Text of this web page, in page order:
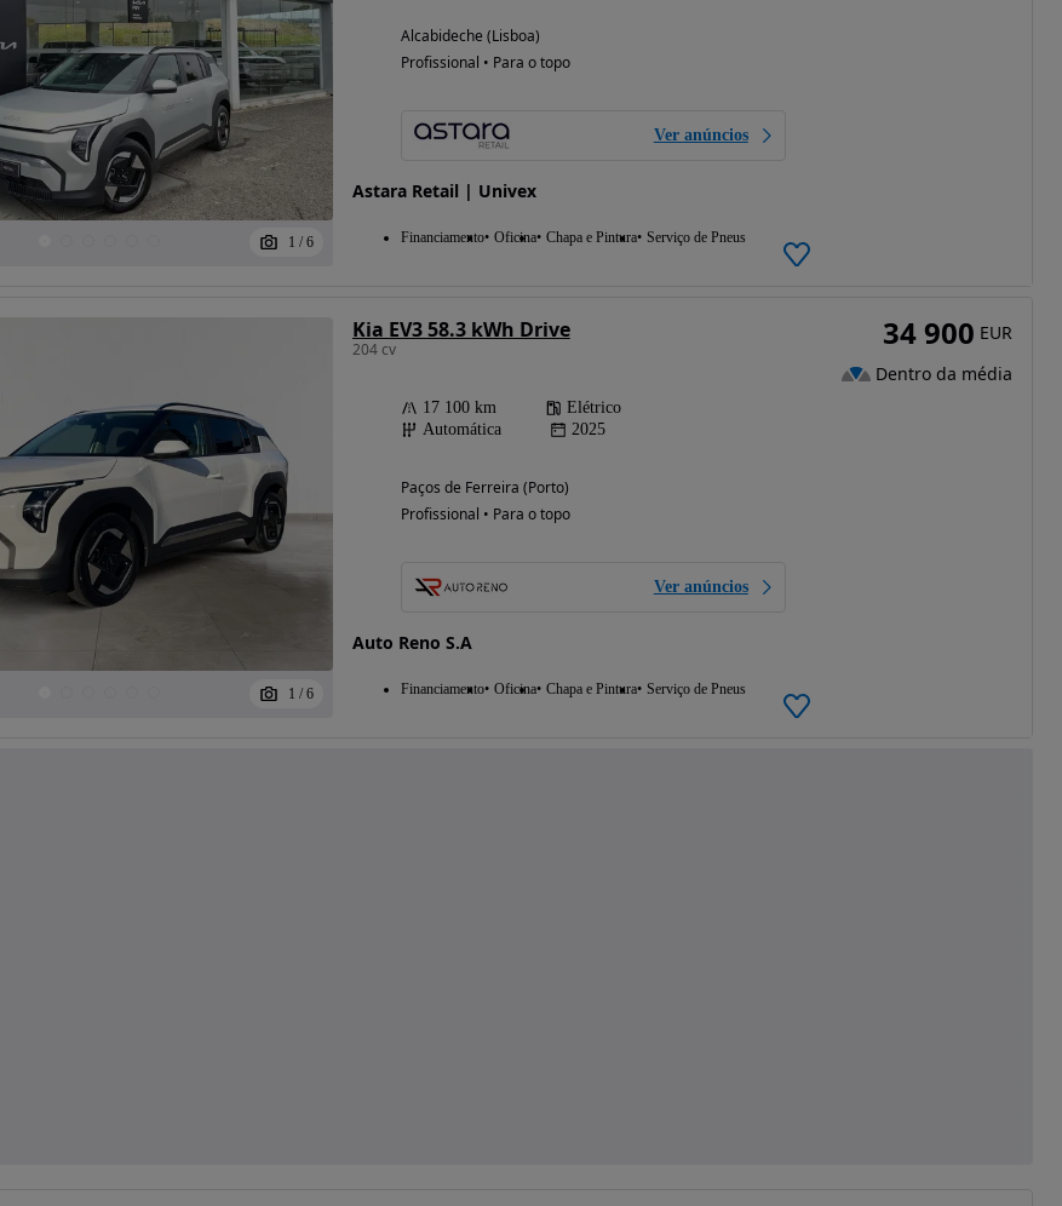
1 / 6
Alcabideche (Lisboa)
Profissional • Para o topo
Ver anúncios
Astara Retail | Univex
Financiamento Oficina Chapa e Pintura Serviço de Pneus
1 / 6
Kia EV3 58.3 kWh Drive
204 cv
17 100 km
Elétrico
Automática
2025
Paços de Ferreira (Porto)
Profissional • Para o topo
Ver anúncios
Auto Reno S.A
Financiamento Oficina Chapa e Pintura Serviço de Pneus
34 900 EUR
Dentro da média